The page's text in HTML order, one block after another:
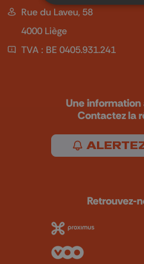
Rue du Laveu, 58
4000 Liège
TVA : BE 0405.931.241
Une information
Contactez la
Retrouvez-